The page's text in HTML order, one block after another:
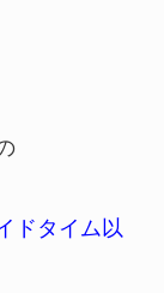
ドタイム以